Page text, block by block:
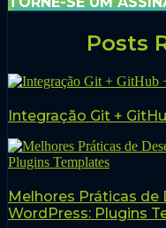
Posts
Integração Git +
Melhores Práticas
WordPress: Plugins